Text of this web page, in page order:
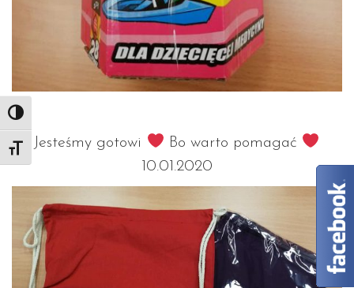
Toggle High Contrast
Toggle Font size
Jesteśmy gotowi
Bo warto pomagać
10.01.2020